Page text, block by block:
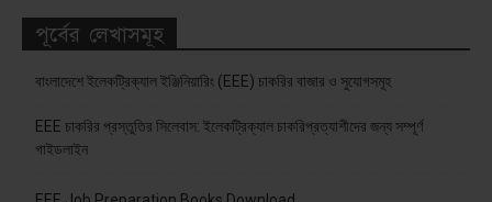
পূর্বের লেখাসমূহ
বাংলাদেশে ইলেকট্রিক্যাল ইঞ্জিনিয়ারিং (EEE) চাকরির বাজার ও সুযোগসমূহ
EEE চাকরির প্রস্তুতির সিলেবাস: ইলেকট্রিক্যাল চাকরিপ্রত্যাশীদের জন্য সম্পূর্ণ
গাইডলাইন